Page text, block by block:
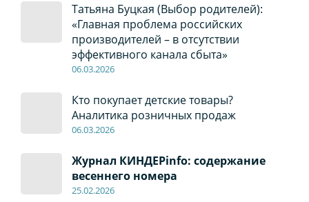
Татьяна Буцкая (Выбор родителей):
«Главная проблема российских
производителей – в отсутствии
эффективного канала сбыта»
06.03.2026
Кто покупает детские товары?
Аналитика розничных продаж
06.03.2026
Журнал КИНДЕРinfo: содержание
весеннего номера
25.02.2026